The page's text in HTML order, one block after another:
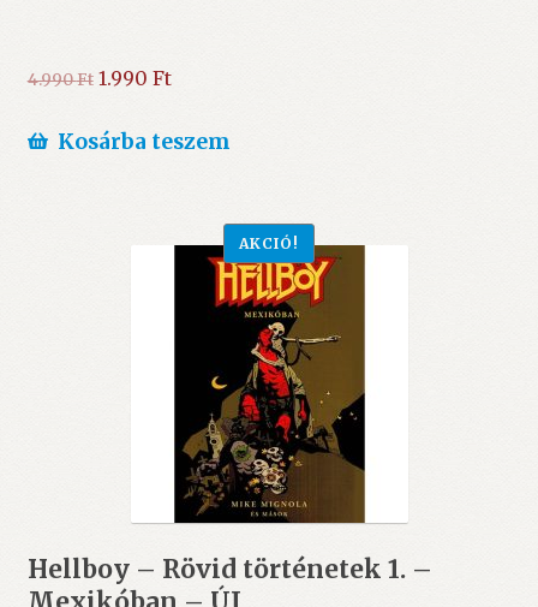
4.990Ft Original
was:
1.990 FtCurrent
is:
Kosárba teszem
Hellboy – Rövid történetek 1. –
AKCIÓ!